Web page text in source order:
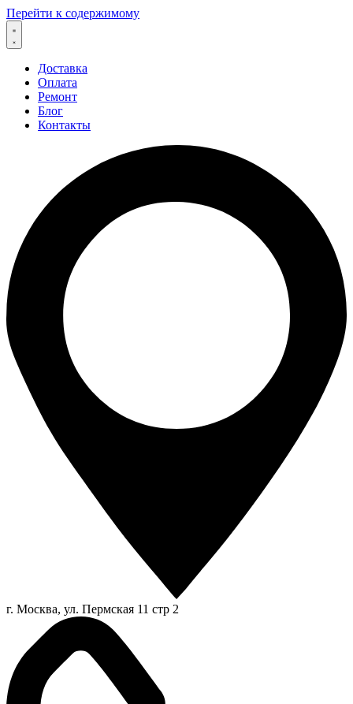
Перейти к содержимому
Доставка
Оплата
Ремонт
Блог
Контакты
г. Москва, ул. Пермская 11 стр 2